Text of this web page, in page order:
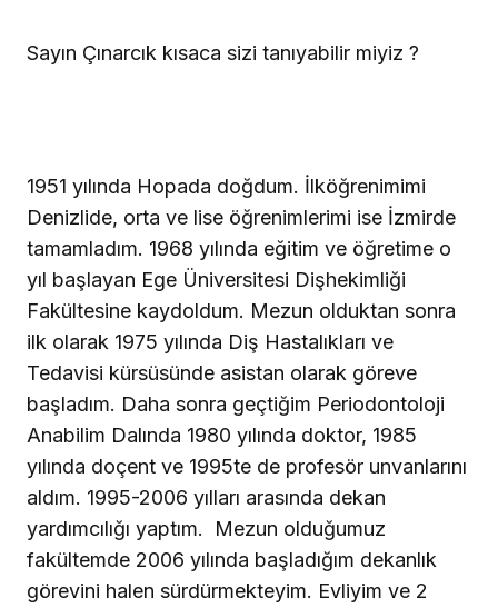
Sayın Çınarcık kısaca sizi tanıyabilir miyiz ?
1951 yılında Hopada doğdum. İlköğrenimimi
Denizlide, orta ve lise öğrenimlerimi ise İzmirde
tamamladım. 1968 yılında eğitim ve öğretime o
yıl başlayan Ege Üniversitesi Dişhekimliği
Fakültesine kaydoldum. Mezun olduktan sonra
ilk olarak 1975 yılında Diş Hastalıkları ve
Tedavisi kürsüsünde asistan olarak göreve
başladım. Daha sonra geçtiğim Periodontoloji
Anabilim Dalında 1980 yılında doktor, 1985
yılında doçent ve 1995te de profesör unvanlarını
aldım. 1995-2006 yılları arasında dekan
yardımcılığı yaptım.
Mezun olduğumuz
fakültemde 2006 yılında başladığım dekanlık
görevini halen sürdürmekteyim. Evliyim ve 2